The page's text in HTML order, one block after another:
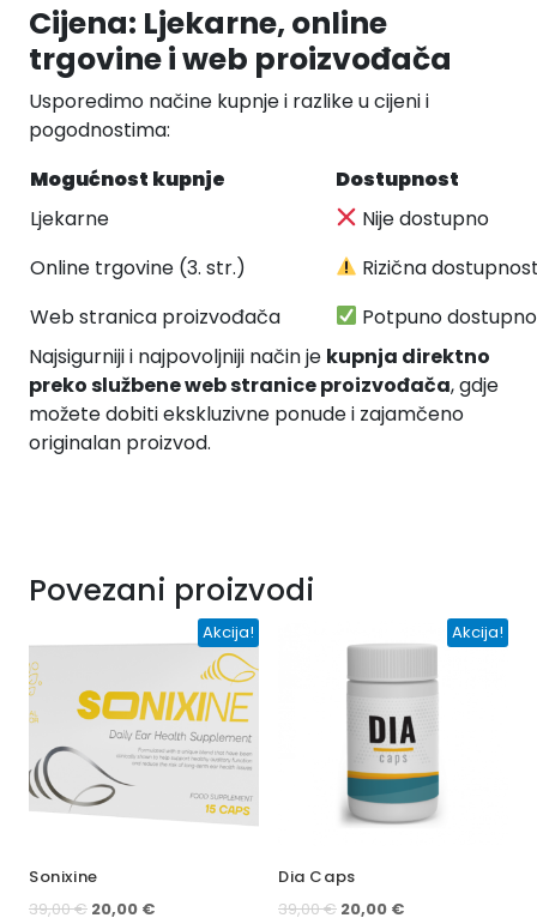
Cijena: Ljekarne, online
trgovine i web proizvođača
Usporedimo načine kupnje i razlike u cijeni i
pogodnostima:
Mogućnost kupnje
Dostupnost
Ljekarne
Nije dostupno
Online trgovine (3. str.)
Rizična
Web stranica proizvođača
Potpuno dostupno
Najsigurniji i najpovoljniji način je kupnja direktno
preko službene web stranice proizvođača, gdje
možete dobiti ekskluzivne ponude i zajamčeno
originalan proizvod.
Povezani proizvodi
Akcija!
Sonixine
39,00€ Izvorna
20,00 €Trenutna
Akcija!
Dia Caps
39,00€ Izvorna
20,00 €Trenutna